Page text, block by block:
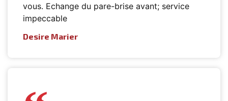
vous. Echange du pare-brise avant; service
impeccable
Desire Marier